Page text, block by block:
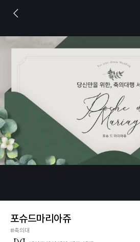
포슈드마리아쥬
#축의대